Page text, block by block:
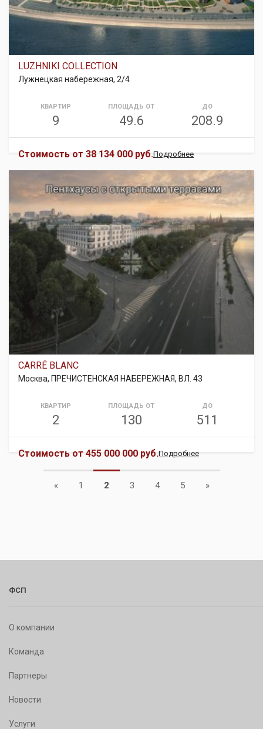
LUZHNIKI COLLECTION
Лужнецкая набережная, 2/4
КВАРТИР
9
ПЛОЩАДЬ ОТ
49.6
ДО
208.9
Стоимость от 38 134 000 руб.Подробнее
CARRÉ BLANC
Москва, ПРЕЧИСТЕНСКАЯ НАБЕРЕЖНАЯ, ВЛ. 43
КВАРТИР
2
ПЛОЩАДЬ ОТ
130
ДО
511
Стоимость от 455 000 000 руб.Подробнее
«Previous
1 2 3 4 5 »Next
ФСП
О компании
Команда
Партнеры
Новости
Услуги